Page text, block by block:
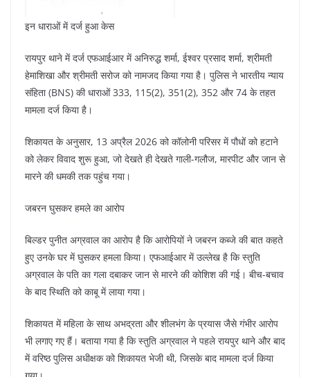
इन धाराओं में दर्ज हुआ केस
रायपुर थाने में दर्ज एफआईआर में अनिरुद्ध शर्मा, ईश्वर प्रसाद शर्मा, श्रीमती
हेमाशिखा और श्रीमती सरोज को नामजद किया गया है। पुलिस ने भारतीय न्याय
संहिता (BNS) की धाराओं 333, 115(2), 351(2), 352 और 74 के तहत
मामला दर्ज किया है।
शिकायत के अनुसार, 13 अप्रैल 2026 को कॉलोनी परिसर में पौधों को हटाने
को लेकर विवाद शुरू हुआ, जो देखते ही देखते गाली-गलौज, मारपीट और जान से
मारने की धमकी तक पहुंच गया।
जबरन घुसकर हमले का आरोप
बिल्डर पुनीत अग्रवाल का आरोप है कि आरोपियों ने जबरन कब्जे की बात कहते
हुए उनके घर में घुसकर हमला किया। एफआईआर में उल्लेख है कि स्तुति
अग्रवाल के पति का गला दबाकर जान से मारने की कोशिश की गई। बीच-बचाव
के बाद स्थिति को काबू में लाया गया।
शिकायत में महिला के साथ अभद्रता और शीलभंग के प्रयास जैसे गंभीर आरोप
भी लगाए गए हैं। बताया गया है कि स्तुति अग्रवाल ने पहले रायपुर थाने और बाद
में वरिष्ठ पुलिस अधीक्षक को शिकायत भेजी थी, जिसके बाद मामला दर्ज किया